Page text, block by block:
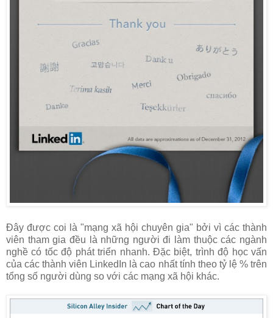
Đây được coi là "mạng xã hội chuyên gia" bởi vì các thành
viên tham gia đều là những người đi làm thuộc các ngành
nghề có tốc độ phát triển nhanh. Đặc biệt, trình độ học vấn
của các thành viên LinkedIn là cao nhất tính theo tỷ lệ % trên
tổng số người dùng so với các mạng xã hội khác.